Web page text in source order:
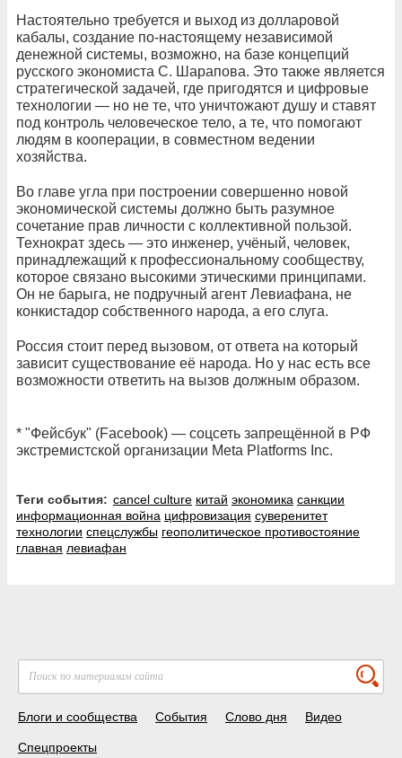
Настоятельно требуется и выход из долларовой
кабалы, создание по-настоящему независимой
денежной системы, возможно, на базе концепций
русского экономиста С. Шарапова. Это также является
стратегической задачей, где пригодятся и цифровые
технологии — но не те, что уничтожают душу и ставят
под контроль человеческое тело, а те, что помогают
людям в кооперации, в совместном ведении
хозяйства.
Во главе угла при построении совершенно новой
экономической системы должно быть разумное
сочетание прав личности с коллективной пользой.
Технократ здесь — это инженер, учёный, человек,
принадлежащий к профессиональному сообществу,
которое связано высокими этическими принципами.
Он не барыга, не подручный агент Левиафана, не
конкистадор собственного народа, а его слуга.
Россия стоит перед вызовом, от ответа на который
зависит существование её народа. Но у нас есть все
возможности ответить на вызов должным образом.
* "Фейсбук" (Facebook) — соцсеть запрещённой в РФ
экстремистской организации Meta Platforms Inc.
Теги события: cancel culture китай экономика санкции
информационная война цифровизация суверенитет
технологии спецслужбы геополитическое противостояние
главная левиафан
Блоги и сообщества События Слово дня Видео
Спецпроекты